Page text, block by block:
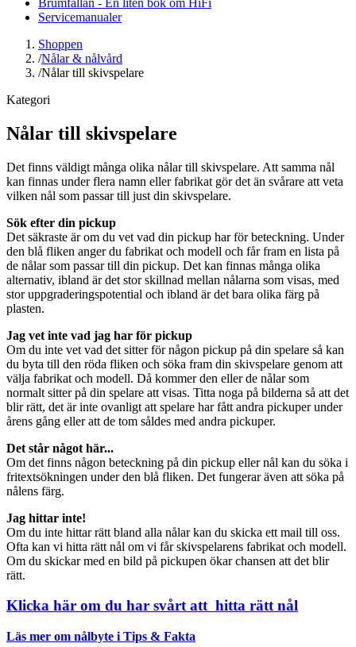
Servicemanualer
Shoppen
/Nålar & nålvård
/Nålar till skivspelare
Kategori
Nålar till skivspelare
Det finns väldigt många olika nålar till skivspelare. Att samma nål
kan finnas under flera namn eller fabrikat gör det än svårare att veta
vilken nål som passar till just din skivspelare.
Sök efter din pickup
Det säkraste är om du vet vad din pickup har för beteckning. Under
den blå fliken anger du fabrikat och modell och får fram en lista på
de nålar som passar till din pickup. Det kan finnas många olika
alternativ, ibland är det stor skillnad mellan nålarna som visas, med
stor uppgraderingspotential och ibland är det bara olika färg på
plasten.
Jag vet inte vad jag har för pickup
Om du inte vet vad det sitter för någon pickup på din spelare så kan
du byta till den röda fliken och söka fram din skivspelare genom att
välja fabrikat och modell. Då kommer den eller de nålar som
normalt sitter på din spelare att visas. Titta noga på bilderna så att det
blir rätt, det är inte ovanligt att spelare har fått andra pickuper under
årens gång eller att de tom såldes med andra pickuper.
Det står något här...
Om det finns någon beteckning på din pickup eller nål kan du söka i
fritextsökningen under den blå fliken. Det fungerar även att söka på
nålens färg.
Jag hittar inte!
Om du inte hittar rätt bland alla nålar kan du skicka ett mail till oss.
Ofta kan vi hitta rätt nål om vi får skivspelarens fabrikat och modell.
Om du skickar med en bild på pickupen ökar chansen att det blir
rätt.
Klicka här om du har svårt att hitta rätt nål
Läs mer om nålbyte i Tips & Fakta